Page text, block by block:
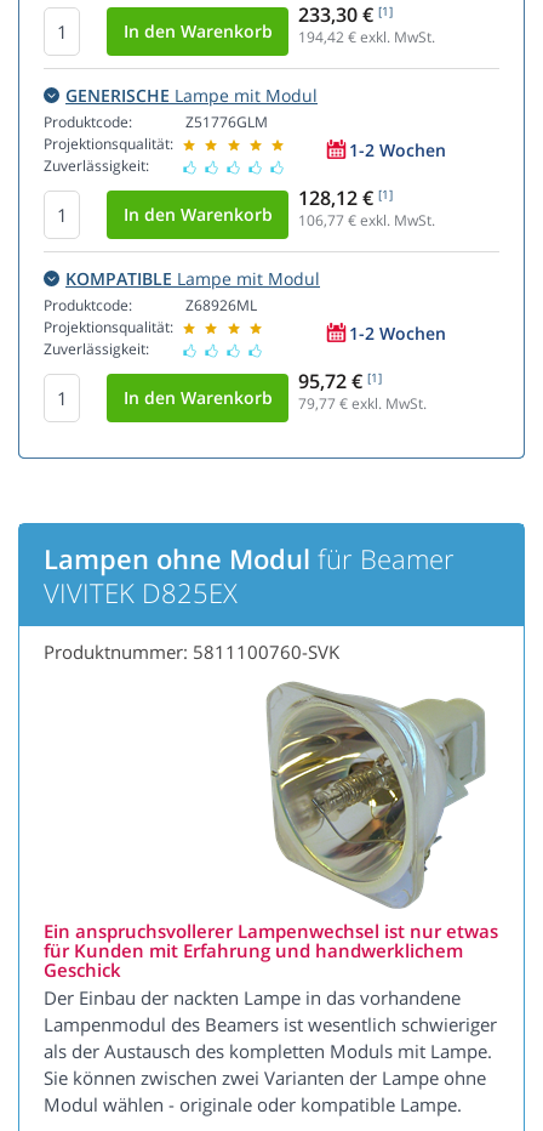
233,30 € [1]
194,42€ exkl. MwSt.
GENERISCHE Lampe mit Modul
Produktcode:
Projektionsqualität:
Zuverlässigkeit:
Z51776GLM
1-2 Wochen
128,12 € [1]
106,77 € exkl. MwSt.
KOMPATIBLE Lampe mit Modul
Produktcode:
Projektionsqualität:
Zuverlässigkeit:
Z68926ML
1-2 Wochen
95,72 € [1]
79,77 € exkl. MwSt.
Lampen ohne Modul für Beamer
VIVITEK D825EX
Produktnummer: 5811100760-SVK
Ein anspruchsvollerer Lampenwechsel ist nur etwas
für Kunden mit Erfahrung und handwerklichem
Geschick
Der Einbau der nackten Lampe in das vorhandene
Lampenmodul des Beamers ist wesentlich schwieriger
als der Austausch des kompletten Moduls mit Lampe.
Sie können zwischen zwei Varianten der Lampe ohne
Modul wählen - originale oder kompatible Lampe.